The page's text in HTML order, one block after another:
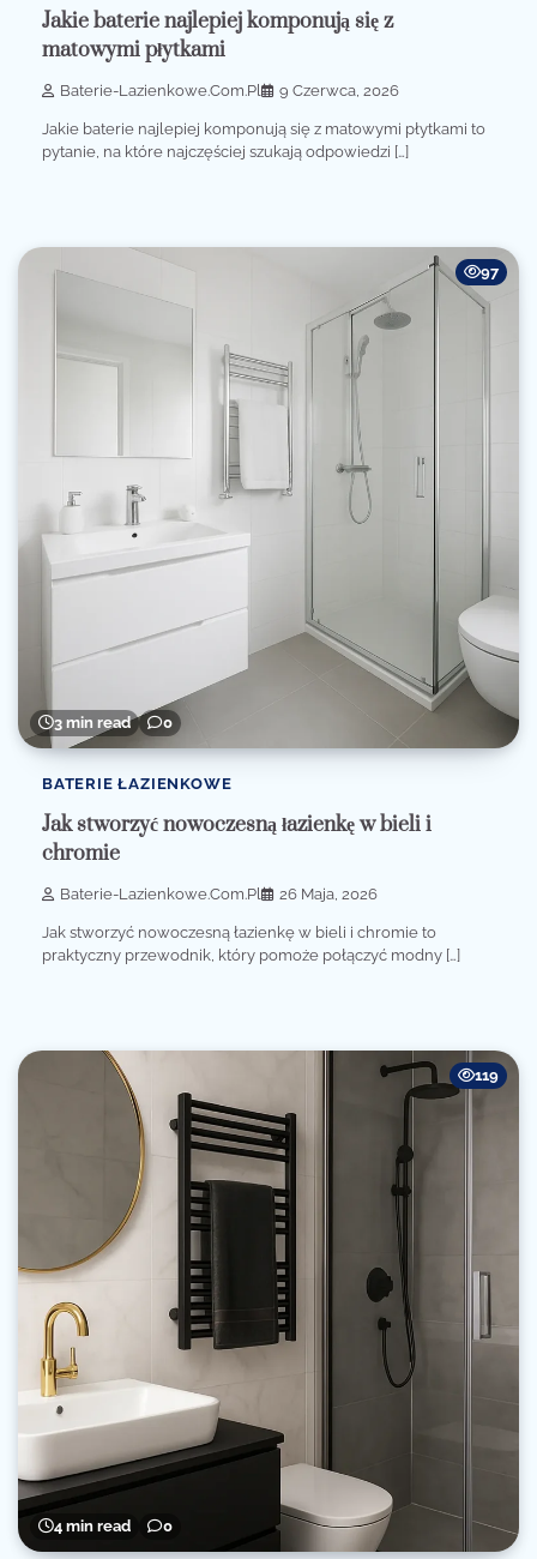
Jakie baterie najlepiej komponują się z
matowymi płytkami
Baterie-Lazienkowe.com.pl 9 Czerwca, 2026
Jakie baterie najlepiej komponują się z matowymi płytkami to
pytanie, na które najczęściej szukają odpowiedzi […]
3 min read 0
97
BATERIE ŁAZIENKOWE
Jak stworzyć nowoczesną łazienkę w bieli i
chromie
Baterie-Lazienkowe.com.pl 26 Maja, 2026
Jak stworzyć nowoczesną łazienkę w bieli i chromie to
praktyczny przewodnik, który pomoże połączyć modny […]
4 min read 0
119